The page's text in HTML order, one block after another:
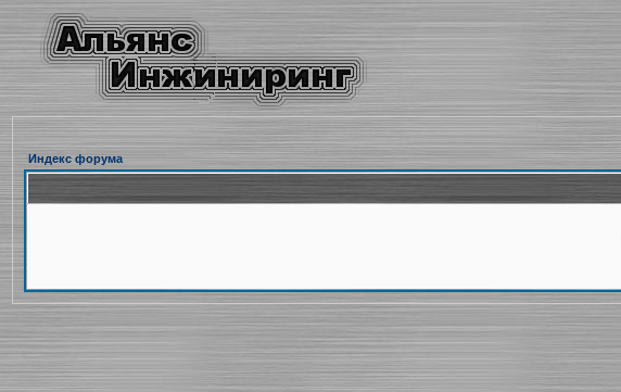
Индекс форума